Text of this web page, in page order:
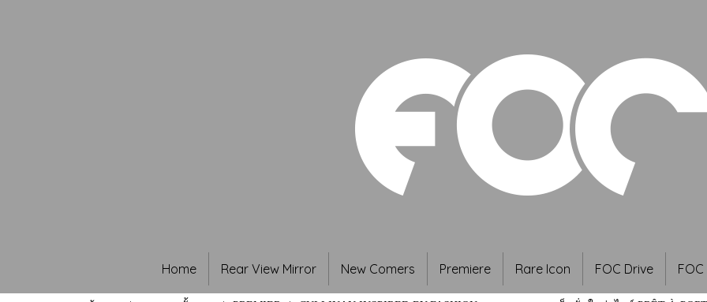
Home Rear View Mirror New Comers Premiere Rare Icon FOC Drive FOC